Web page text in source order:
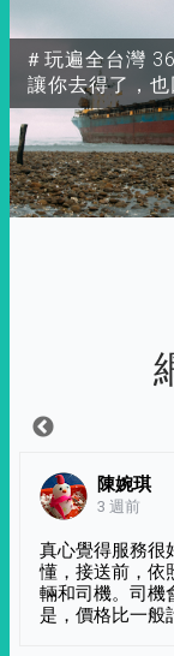
＃玩遍全台灣
讓你去得了，
陳婉琪
3 週前
真心覺得服務很
懂，接送前，依
輛和司機。司機
是，價格比一般